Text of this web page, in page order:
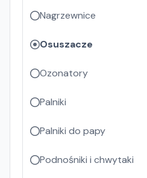
Nagrzewnice
Osuszacze
Ozonatory
Palniki
Palniki do papy
Podnośniki i chwytaki